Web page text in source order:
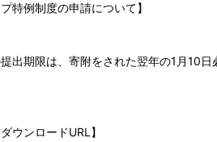
特例制度の申請について】
出期限は、寄附をされた翌年の1月10
ウンロードURL】